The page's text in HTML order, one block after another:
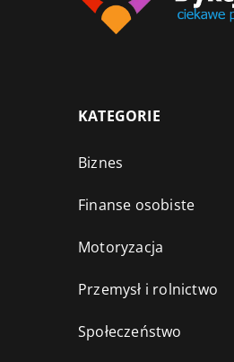
KATEGORIE
Biznes
Finanse osobiste
Motoryzacja
Przemysł i rolnictwo
Społeczeństwo